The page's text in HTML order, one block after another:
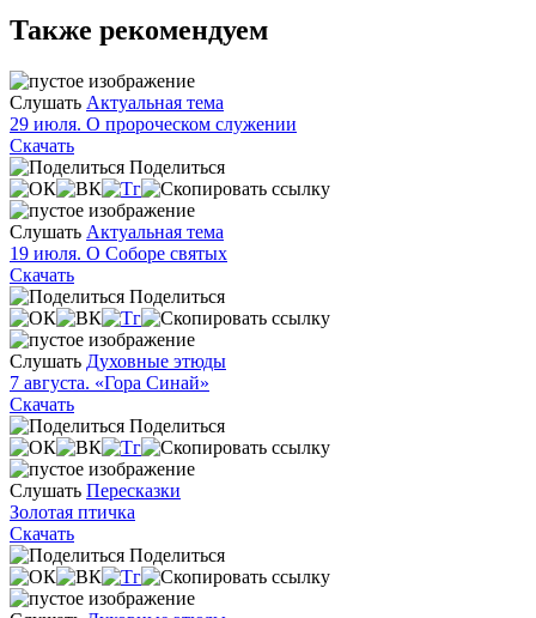
Также рекомендуем
Слушать Актуальная тема
29 июля. О пророческом служении
Скачать
Поделиться
Слушать Актуальная тема
19 июля. О Соборе святых
Скачать
Поделиться
Слушать Духовные этюды
7 августа. «Гора Синай»
Скачать
Поделиться
Слушать Пересказки
Золотая птичка
Скачать
Поделиться